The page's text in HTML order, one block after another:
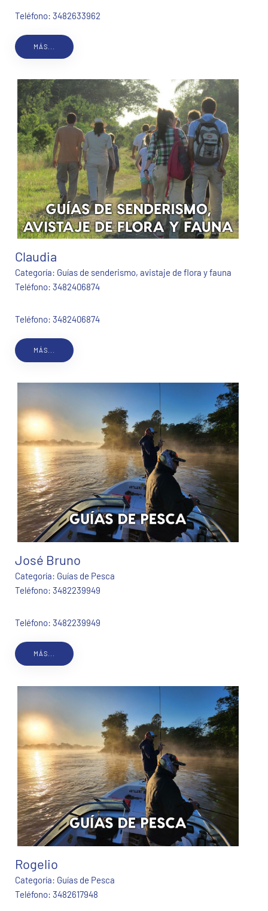
Teléfono: 3482633962
MÁS...
Claudia
Categoría: Guías de senderismo, avistaje de flora y fauna
Teléfono: 3482406874
Teléfono: 3482406874
MÁS...
José Bruno
Categoría: Guías de Pesca
Teléfono: 3482239949
Teléfono: 3482239949
MÁS...
Rogelio
Categoría: Guías de Pesca
Teléfono: 3482617948